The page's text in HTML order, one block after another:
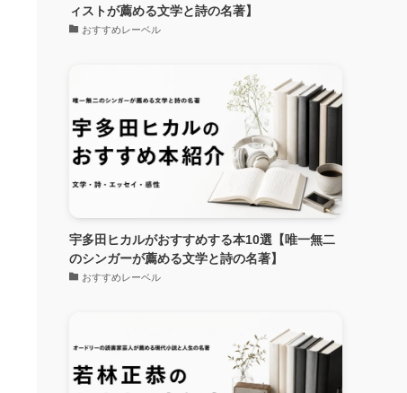
ィストが薦める文学と詩の名著】
おすすめレーベル
宇多田ヒカルがおすすめする本10選【唯一無二
のシンガーが薦める文学と詩の名著】
おすすめレーベル